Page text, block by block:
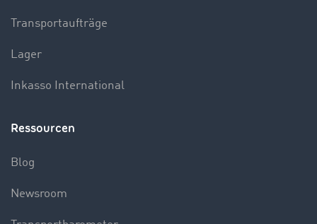
Transportaufträge
Lager
Inkasso International
Ressourcen
Blog
Newsroom